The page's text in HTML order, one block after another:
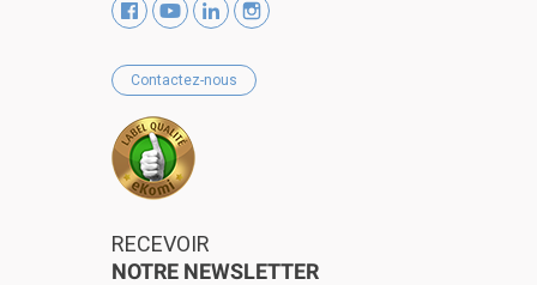
Contactez-nous
RECEVOIR
NOTRE NEWSLETTER